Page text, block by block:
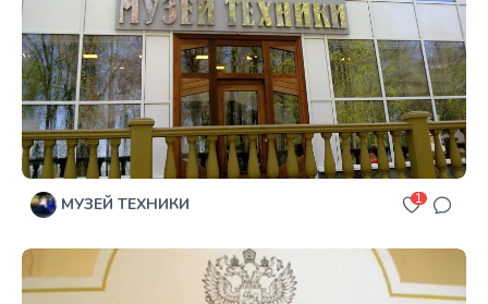
МУЗЕЙ ТЕХНИКИ 1